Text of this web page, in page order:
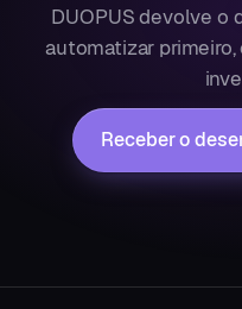
DUOPUS devolve o
automatizar
Receber o